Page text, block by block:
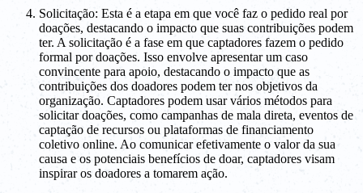
Solicitação: Esta é a etapa em que você faz o pedido real por
doações, destacando o impacto que suas contribuições podem
ter. A solicitação é a fase em que captadores fazem o pedido
formal por doações. Isso envolve apresentar um caso
convincente para apoio, destacando o impacto que as
contribuições dos doadores podem ter nos objetivos da
organização. Captadores podem usar vários métodos para
solicitar doações, como campanhas de mala direta, eventos de
captação de recursos ou plataformas de financiamento
coletivo online. Ao comunicar efetivamente o valor da sua
causa e os potenciais benefícios de doar, captadores visam
inspirar os doadores a tomarem ação.